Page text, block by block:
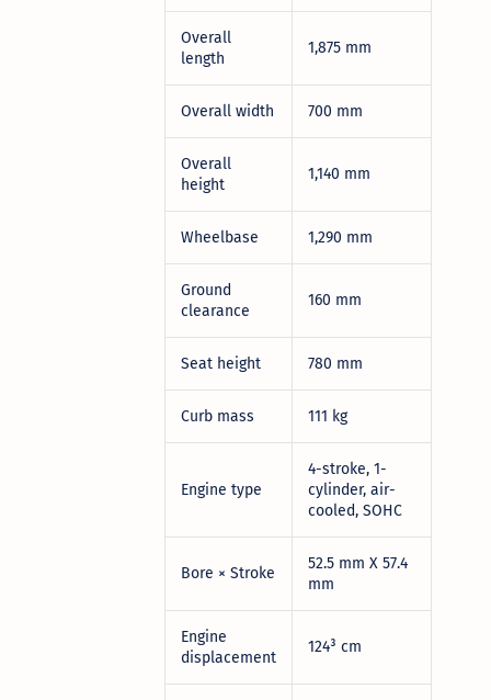
Overall
length
1,875 mm
Overall width 700 mm
Overall
height
1,140 mm
Wheelbase 1,290 mm
Ground
clearance
160 mm
Seat height 780 mm
Curb mass 111 kg
Engine type
4-stroke, 1-
cylinder, air-
cooled, SOHC
Bore × Stroke
52.5 mm X 57.4
mm
Engine
displacement
124³ cm